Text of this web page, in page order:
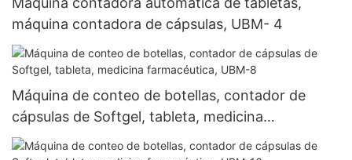
máquina contadora de cápsulas, UBM- 4
Máquina de conteo de botellas, contador de
cápsulas de Softgel, tableta, medicina
farmacéutica, UBM-8